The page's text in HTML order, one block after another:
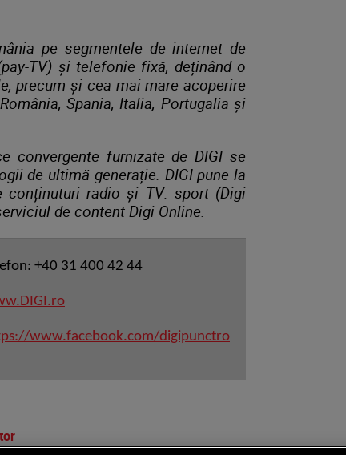
pe segmentele de internet de
TV) și telefonie fixă,deținând o
precum și cea mai mare acoperire
Spania, Italia, Portugalia și
convergente furnizate de DIGI se
de ultimă generație. DIGI pune la
radio și TV: sport (Digi
de content Digi Online.
+40 31 400 42 44
www.facebook.com/digipunctro